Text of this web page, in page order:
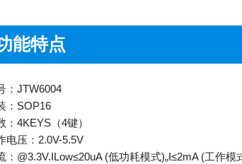
能特点
：JTW6004
：SOP16
：4KEYS（4键）
电压：2.0V-5.5V
：@3.3V.ILow≤20uA (低功耗模式)„I≤2mA (工作模